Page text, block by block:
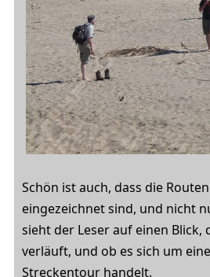
Schön ist auch, dass die
eingezeichnet sind, und nicht
sieht der Leser auf einen Blick,
verläuft, und ob es sich um
Streckentour handelt.